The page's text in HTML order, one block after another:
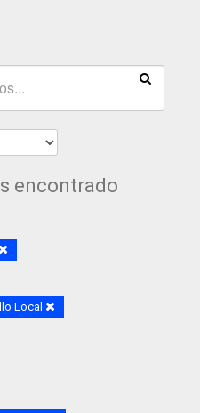
encontrado
Local